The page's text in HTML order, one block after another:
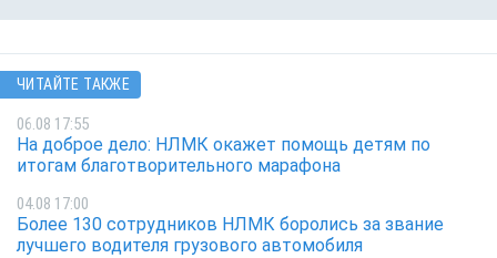
ЧИТАЙТЕ ТАКЖЕ
06.08 17:55
На доброе дело: НЛМК окажет помощь детям по
итогам благотворительного марафона
04.08 17:00
Более 130 сотрудников НЛМК боролись за звание
лучшего водителя грузового автомобиля